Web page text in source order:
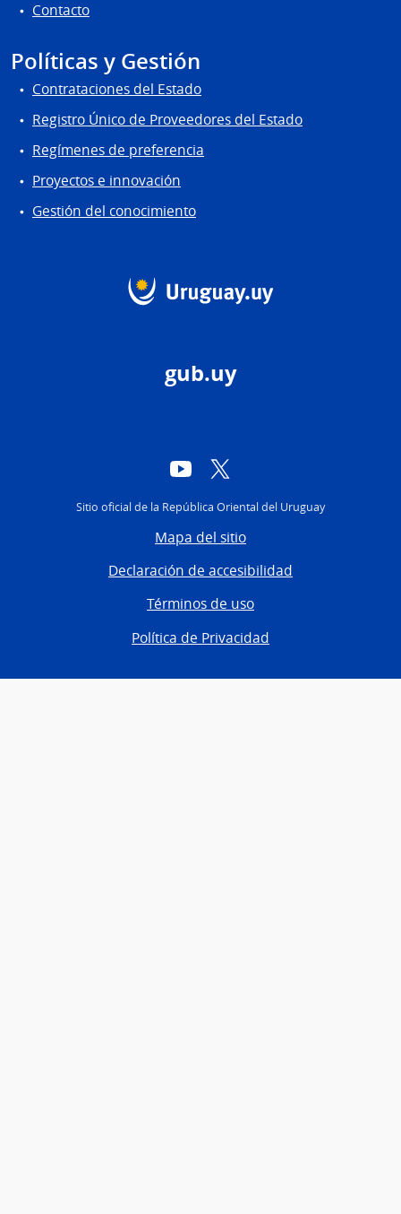
Contacto
Políticas y Gestión
Contrataciones del Estado
Registro Único de Proveedores del Estado
Regímenes de preferencia
Proyectos e innovación
Gestión del conocimiento
gub.uy
YouTube
Sitio oficial de la República Oriental del Uruguay
Mapa del sitio
Declaración de accesibilidad
Términos de uso
Política de Privacidad